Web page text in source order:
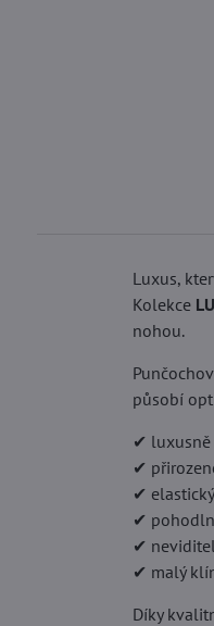
Luxus,
Kolekce
nohou.
působí
✔ luxusně
✔
✔
✔
✔
✔ malý
Díky